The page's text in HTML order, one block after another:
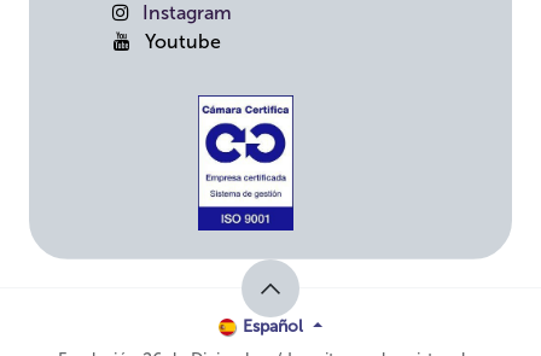
Instagram
Youtube
Español